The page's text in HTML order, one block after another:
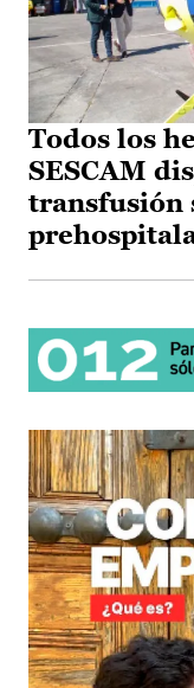
Todos los
SESCAM
transfusión